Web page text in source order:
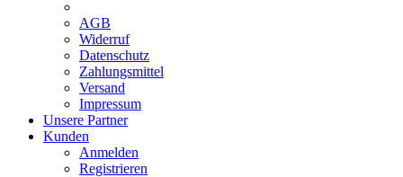
AGB
Widerruf
Datenschutz
Zahlungsmittel
Versand
Impressum
Unsere Partner
Kunden
Anmelden
Registrieren